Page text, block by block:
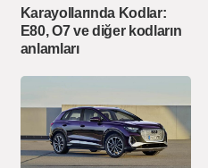
Karayollarında Kodlar:
E80, O7 ve diğer kodların
anlamları